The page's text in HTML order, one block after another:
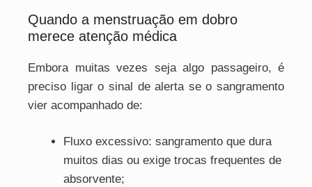
Quando a menstruação em dobro
merece atenção médica
Embora muitas vezes seja algo passageiro, é
preciso ligar o sinal de alerta se o sangramento
vier acompanhado de:
Fluxo excessivo: sangramento que dura
muitos dias ou exige trocas frequentes de
absorvente;